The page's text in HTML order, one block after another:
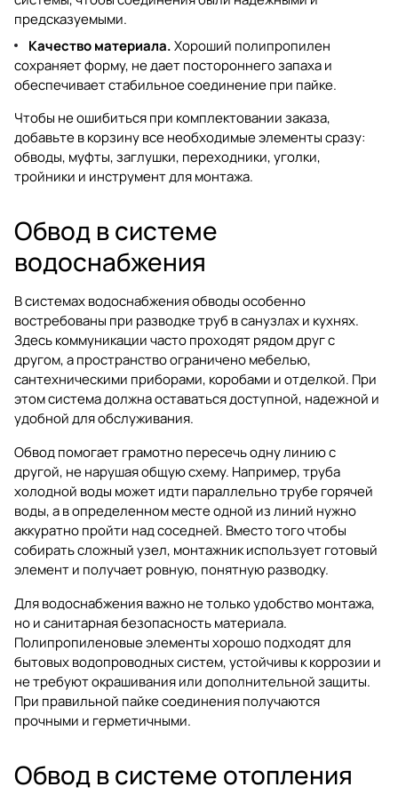
предсказуемыми.
Качество материала.Хороший полипропилен
сохраняет форму, не дает постороннего запаха и
обеспечивает стабильное соединение при пайке.
Чтобы не ошибиться при комплектовании заказа,
добавьте в корзину все необходимые элементы сразу:
обводы, муфты,заглушки, переходники,уголки,
тройники и инструмент для монтажа.
Обвод в системе
водоснабжения
В системах водоснабжения обводы особенно
востребованы при разводке труб в санузлах и кухнях.
Здесь коммуникации часто проходят рядом друг с
другом, а пространство ограничено мебелью,
сантехническими приборами, коробами и отделкой. При
этом система должна оставаться доступной, надежной и
удобной для обслуживания.
Обвод помогает грамотно пересечь одну линию с
другой, не нарушая общую схему. Например, труба
холодной воды может идти параллельно трубе горячей
воды, а в определенном месте одной из линий нужно
аккуратно пройти над соседней. Вместо того чтобы
собирать сложный узел, монтажник использует готовый
элемент и получает ровную, понятную разводку.
Для водоснабжения важно не только удобство монтажа,
но и санитарная безопасность материала.
Полипропиленовые элементы хорошо подходят для
бытовых водопроводных систем, устойчивы к коррозии и
не требуют окрашивания или дополнительной защиты.
При правильной пайке соединения получаются
прочными и герметичными.
Обвод в системе отопления